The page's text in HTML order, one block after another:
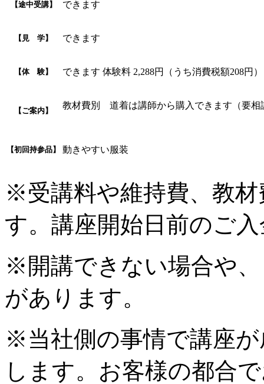
【途中受講】 できます
【見 学】 できます
【体 験】 できます 体験料 2,288円（うち消費税額208円
【ご案内】
教材費別 道着は講師から購入できます（要相
【初回持参品】 動きやすい服装
※受講料や維持費、教
す。講座開始日前のご
※開講できない場合や
があります。
※当社側の事情で講座
します。お客様の都合